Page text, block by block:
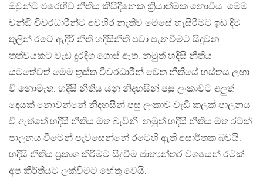
ඔවුන්ට එරෙහිව නීතිය කිසිදිනෙක ක්‍රියාත්මක නොවීය. මෙම
චන්ඩි චීවරධාරීන්ට අවහිර නැතිව මෙසේ හැසිරීමට ඉඩ දීම
තුලින් රටේ ඇදිරි නීති හදිසිනීති පවා පැනවීමට සිදුවන
තත්වයකට වැඩ දුරදිග ගොස් ඇත. නමුත් හදිසි නීතිය
යටතේවත් මෙම ත්‍රස්ත චීවරධාරීන් වෙත නීතියේ හස්තය ලඟා
වී නොමැත. හදිසි නීතිය යනු නිදහසින් පසු ලංකාවට අලුත්
දෙයක් නොවන්නේ නිදහසින් පසු ලංකාව වැඩි කලක් පාලනය
වී ඇත්තේ හදිසි නීතිය මත බැවිනි. නමුත් හදිසි නීතිය මත රටක්
පාලනය වීමෙන් පැවසෙන්නේ රටෙහි ඇති අසාර්තක බවයි.
හදිසි නීතිය ප්‍රකාශ කිරීමට සිදුවීම ජාත්‍යන්තර වශයෙන් රටක්
අප කීර්තියට ලක්වීමට හේතු වෙයි.